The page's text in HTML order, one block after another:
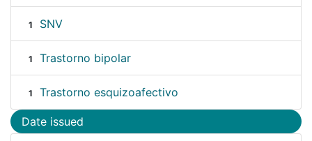
1 SNV
1 Trastorno bipolar
1 Trastorno esquizoafectivo
Date issued